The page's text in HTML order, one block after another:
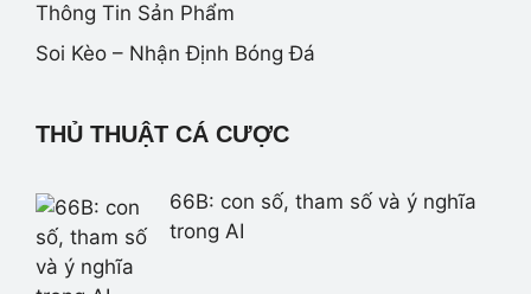
Thông Tin Sản Phẩm
Soi Kèo – Nhận Định Bóng Đá
THỦ THUẬT CÁ CƯỢC
66B: con số, tham số và ý nghĩa
trong AI